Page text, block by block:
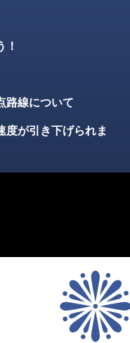
路線について
度が引き下げられま